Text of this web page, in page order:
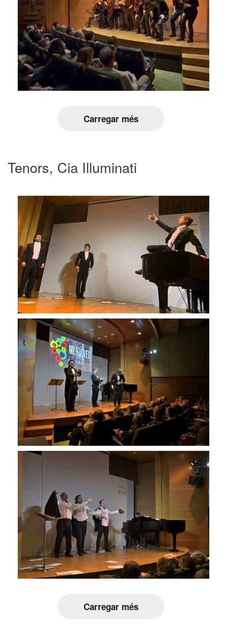
Carregar més
Tenors, Cia Illuminati
Carregar més